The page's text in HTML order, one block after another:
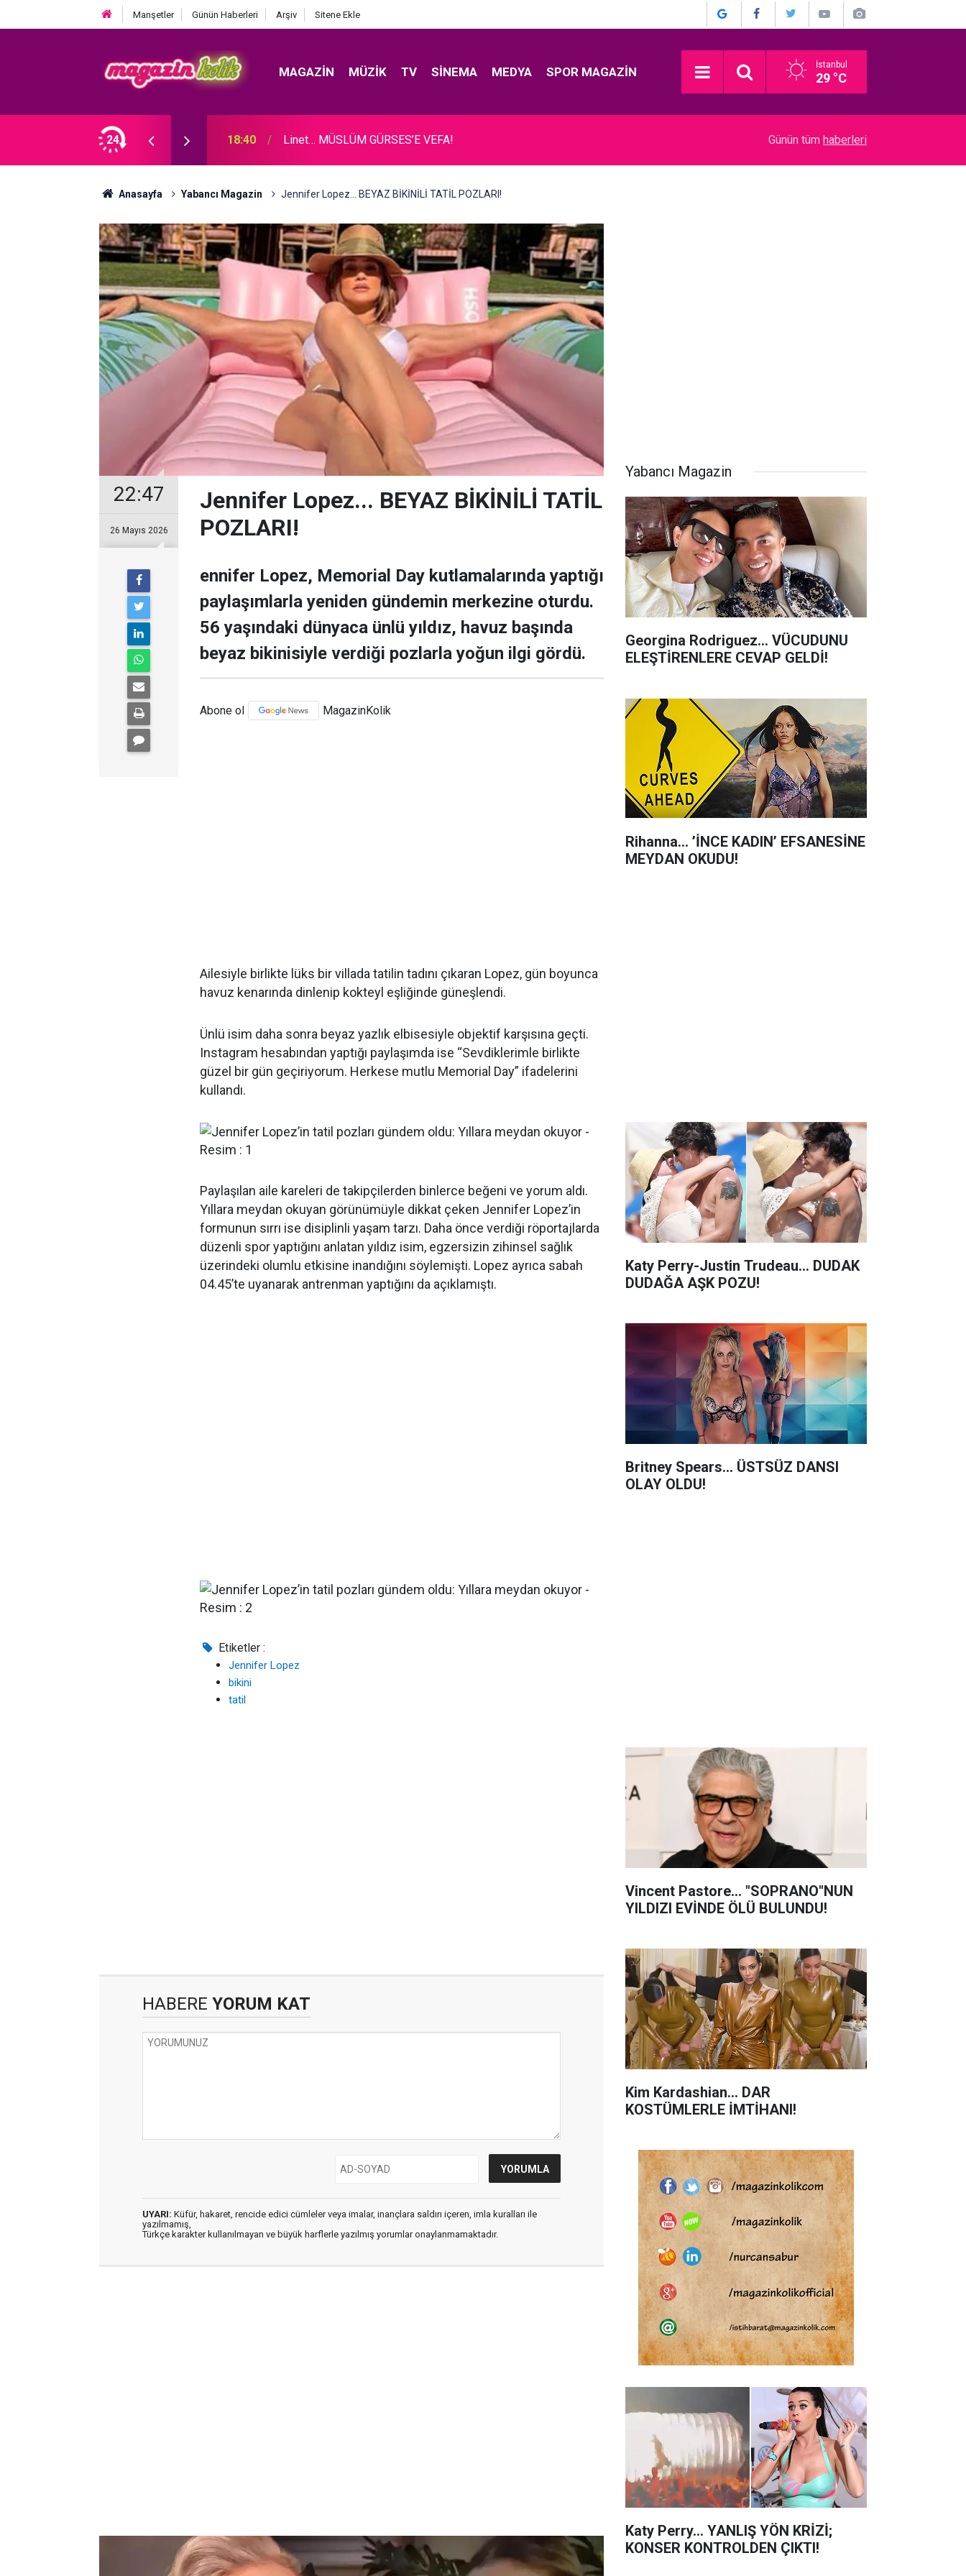
Manşetler Günün Haberleri Arşiv Sitene Ekle
MAGAZIN MÜZIK TV SINEMA MEDYA SPOR MAGAZIN İstanbul
29 °C
24 18:40 Linet… MÜSLÜM GÜRSES’E VEFA! Bergüzar Korel - Halit Ergenç...
Günün tüm haberleri
Anasayfa Yabancı Magazin Jennifer Lopez... BEYAZ BİKİNİLİ TATİL POZLARI!
22:47
26 Mayıs 2026
Jennifer Lopez... BEYAZ BİKİNİLİ TATİL
POZLARI!
ennifer Lopez, Memorial Day kutlamalarında yaptığı
paylaşımlarla yeniden gündemin merkezine oturdu.
56 yaşındaki dünyaca ünlü yıldız, havuz başında
beyaz bikinisiyle verdiği pozlarla yoğun ilgi gördü.
Abone ol MagazinKolik
Ailesiyle birlikte lüks bir villada tatilin tadını çıkaran Lopez, gün boyunca
havuz kenarında dinlenip kokteyl eşliğinde güneşlendi.
Ünlü isim daha sonra beyaz yazlık elbisesiyle objektif karşısına geçti.
Instagram hesabından yaptığı paylaşımda ise “Sevdiklerimle birlikte
güzel bir gün geçiriyorum. Herkese mutlu Memorial Day” ifadelerini
kullandı.
Paylaşılan aile kareleri de takipçilerden binlerce beğeni ve yorum aldı.
Yıllara meydan okuyan görünümüyle dikkat çeken Jennifer Lopez’in
formunun sırrı ise disiplinli yaşam tarzı. Daha önce verdiği röportajlarda
düzenli spor yaptığını anlatan yıldız isim, egzersizin zihinsel sağlık
üzerindeki olumlu etkisine inandığını söylemişti. Lopez ayrıca sabah
04.45’te uyanarak antrenman yaptığını da açıklamıştı.
Etiketler :
Jennifer Lopez
bikini
tatil
HABERE YORUM KAT
UYARI: Küfür, hakaret, rencide edici cümleler veya imalar, inançlara saldırı içeren, imla kuralları ile
yazılmamış,
Türkçe karakter kullanılmayan ve büyük harflerle yazılmış yorumlar onaylanmamaktadır.
Yabancı Magazin
Georgina Rodriguez... VÜCUDUNU
ELEŞTİRENLERE CEVAP GELDİ!
Rihanna... ’İNCE KADIN’ EFSANESİNE
MEYDAN OKUDU!
Katy Perry-Justin Trudeau... DUDAK
DUDAĞA AŞK POZU!
Britney Spears... ÜSTSÜZ DANSI
OLAY OLDU!
Vincent Pastore... "SOPRANO"NUN
YILDIZI EVİNDE ÖLÜ BULUNDU!
Kim Kardashian... DAR
KOSTÜMLERLE İMTİHANI!
Katy Perry... YANLIŞ YÖN KRİZİ;
KONSER KONTROLDEN ÇIKTI!